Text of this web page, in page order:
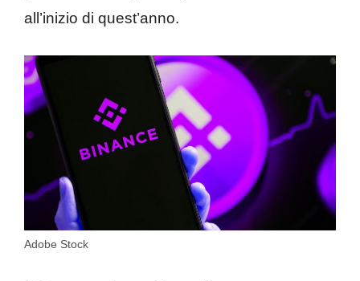
all’inizio di quest’anno.
Adobe Stock